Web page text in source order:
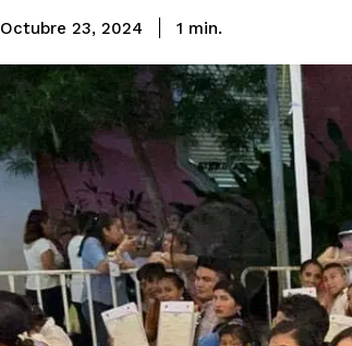
Octubre 23, 2024 1 min.